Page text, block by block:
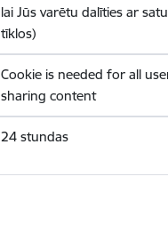
lai Jūs varētu dalīties ar
tīklos)
Cookie is needed for all
sharing content
24 stundas